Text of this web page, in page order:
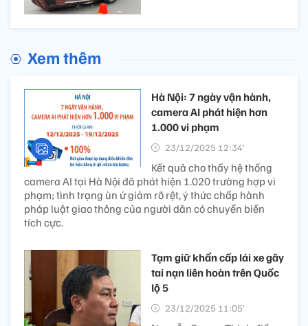
Xem thêm
Hà Nội: 7 ngày vận hành,
camera AI phát hiện hơn
1.000 vi phạm
23/12/2025 12:34’
Kết quả cho thấy hệ thống
camera AI tại Hà Nội đã phát hiện 1.020 trường hợp vi
phạm; tình trạng ùn ứ giảm rõ rệt, ý thức chấp hành
pháp luật giao thông của người dân có chuyển biến
tích cực.
Tạm giữ khẩn cấp lái xe gây
tai nạn liên hoàn trên Quốc
lộ 5
23/12/2025 11:05’